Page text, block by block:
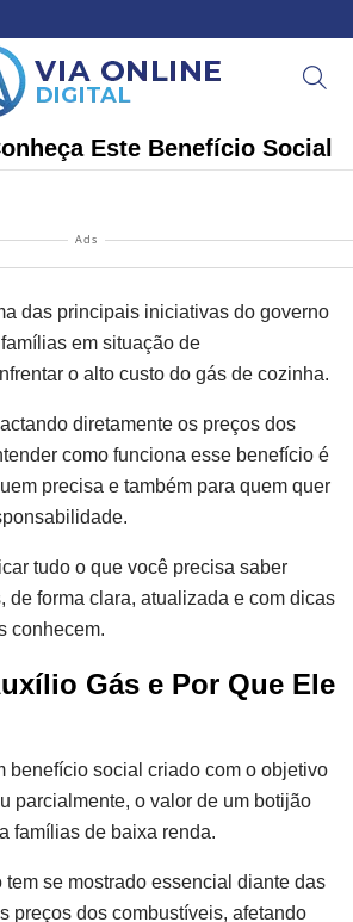
Este Benefício Social
Ads
das principais iniciativas do governo
em situação de
o alto custo do gás de cozinha.
diretamente os preços dos
como funciona esse benefício é
precisa e também para quem quer
tudo o que você precisa saber
de forma clara, atualizada e com dicas
conhecem.
Gás e Por Que Ele
benefício social criado com o objetivo
parcialmente, o valor de um botijão
famílias de baixa renda.
tem se mostrado essencial diante das
preços dos combustíveis, afetando